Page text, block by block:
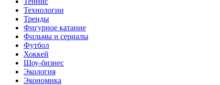
Технологии
Тренды
Фигурное катание
Фильмы и сериалы
Футбол
Хоккей
Шоу-бизнес
Экология
Экономика